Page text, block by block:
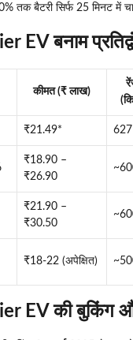
तक बैटरी सिर्फ 25 मिनट में
EV बनाम
कीमत (₹ लाख)
₹21.49* 627
₹18.90 –
₹26.90
₹21.90 –
₹30.50
₹18-22 (अपेक्षित)
EV की बुकिंग